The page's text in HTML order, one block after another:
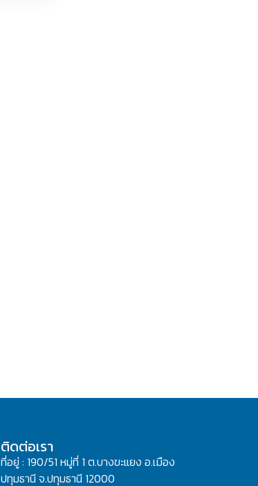
ติดต่อเรา
ที่อยู่ : 190/51 หมู่ที่ 1 ต.บางขะแยง อ.เมือง
ปทุมธานี จ.ปทุมธานี 12000